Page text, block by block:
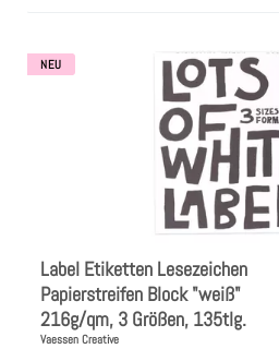
NEU
Label Etiketten Lesezeichen
Papierstreifen Block "weiß"
216g/qm, 3 Größen, 135tlg.
Vaessen Creative